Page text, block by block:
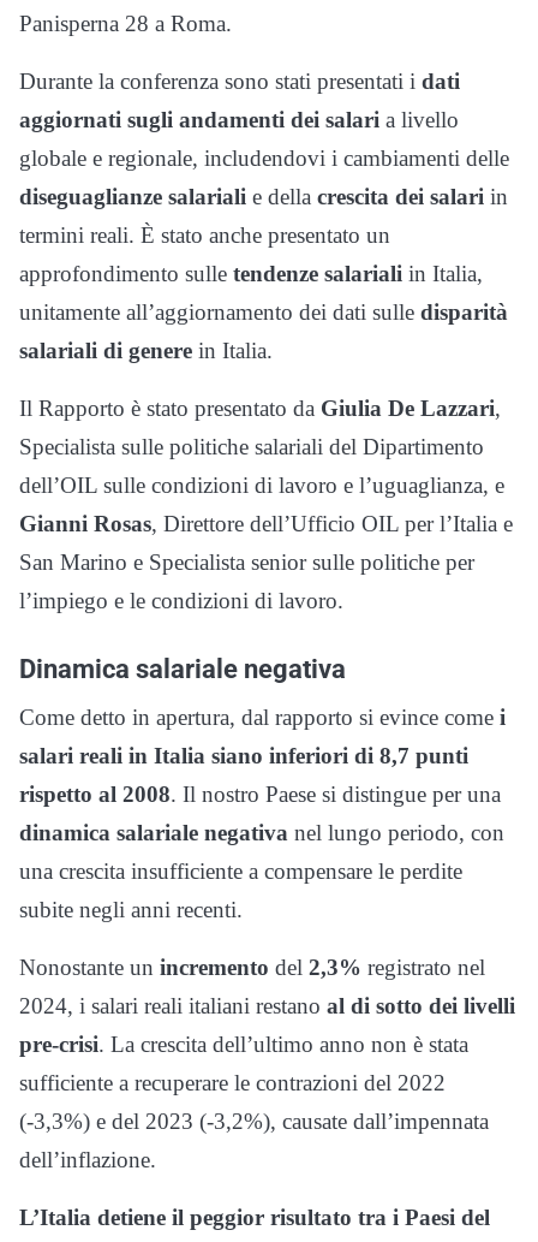
Panisperna 28 a Roma.
Durante la conferenza sono stati presentati i dati
aggiornati sugli andamenti dei salari a livello
globale e regionale, includendovi i cambiamenti delle
diseguaglianze salariali e della crescita dei salari in
termini reali. È stato anche presentato un
approfondimento sulle tendenze salariali in Italia,
unitamente all’aggiornamento dei dati sulle disparità
salariali di genere in Italia.
Il Rapporto è stato presentato da Giulia De Lazzari,
Specialista sulle politiche salariali del Dipartimento
dell’OIL sulle condizioni di lavoro e l’uguaglianza, e
Gianni Rosas, Direttore dell’Ufficio OIL per l’Italia e
San Marino e Specialista senior sulle politiche per
l’impiego e le condizioni di lavoro.
Dinamica salariale negativa
Come detto in apertura, dal rapporto si evince come i
salari reali in Italia siano inferiori di 8,7 punti
rispetto al 2008. Il nostro Paese si distingue per una
dinamica salariale negativa nel lungo periodo, con
una crescita insufficiente a compensare le perdite
subite negli anni recenti.
Nonostante un incremento del 2,3% registrato nel
2024, i salari reali italiani restano al di sotto dei livelli
pre-crisi. La crescita dell’ultimo anno non è stata
sufficiente a recuperare le contrazioni del 2022
(-3,3%) e del 2023 (-3,2%), causate dall’impennata
dell’inflazione.
L’Italia detiene il peggior risultato tra i Paesi del